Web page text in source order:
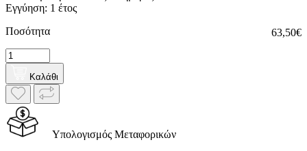
Εγγύηση: 1 έτος
63,50€
Ποσότητα
Καλάθι
Υπολογισμός Μεταφορικών